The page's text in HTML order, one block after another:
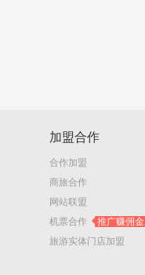
加盟合作
合作加盟
商旅合作
网站联盟
机票合作
推广赚佣金
旅游实体门店加盟